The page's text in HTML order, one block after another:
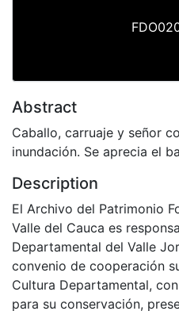
Abstract
Caballo, carruaje y señor
inundación. Se aprecia el
Description
El Archivo del Patrimonio
Valle del Cauca es
Departamental del Valle
convenio de cooperación
Cultura Departamental,
para su conservación,